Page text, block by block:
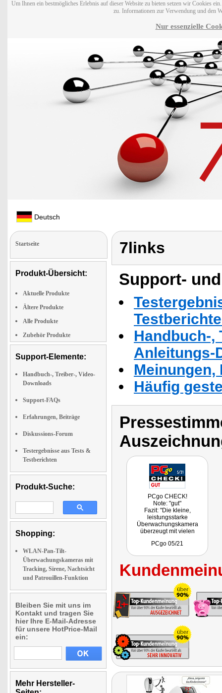
Um Ihnen ein bestmögliches Erlebnis auf dieser Website zu bieten setzen wir Cookies
zu. Informationen zur Verwendung und den
Nur essenzielle
Deutsch
Startseite
Produkt-Übersicht:
Aktuelle Produkte
Ältere Produkte
Alle Produkte
Zubehör Produkte
Support-Elemente:
Handbuch-, Treiber-, Video-
Downloads
Support-FAQs
Erfahrungen, Beiträge
Diskussions-Forum
Testergebnisse aus Tests &
Testberichten
Produkt-Suche:
Shopping:
WLAN-Pan-Tilt-
Überwachungskameras mit
Tracking, Sirene, Nachtsicht
und Patrouillen-Funktion
Bleiben Sie mit uns im
Kontakt und tragen Sie
hier Ihre E-Mail-Adresse
für unsere HotPrice-Mail
ein:
Mehr Hersteller-
7links
Support-
Handbuch-,
Anleitungs-
Häufig
PCgo CHECK!
Note: "gut"
Fazit: "Die kleine,
leistungsstarke
Überwachungskamera
überzeugt mit vielen
günstigen Preis."
PCgo 05/21